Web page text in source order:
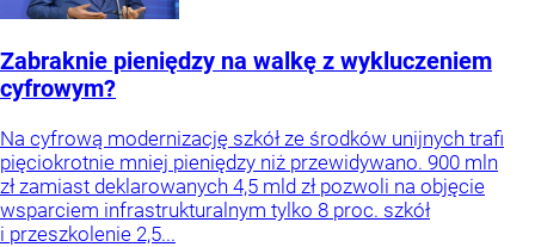
Zabraknie pieniędzy na walkę z wykluczeniem
cyfrowym?
Na cyfrową modernizację szkół ze środków unijnych trafi
pięciokrotnie mniej pieniędzy niż przewidywano. 900 mln
zł zamiast deklarowanych 4,5 mld zł pozwoli na objęcie
wsparciem infrastrukturalnym tylko 8 proc. szkół
i przeszkolenie 2,5...